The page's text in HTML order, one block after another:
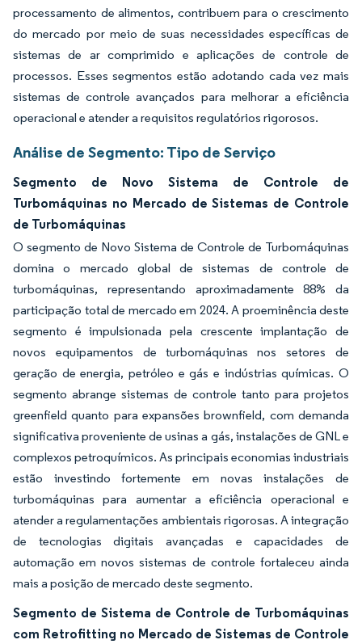
processamento de alimentos, contribuem para o crescimento
do mercado por meio de suas necessidades específicas de
sistemas de ar comprimido e aplicações de controle de
processos. Esses segmentos estão adotando cada vez mais
sistemas de controle avançados para melhorar a eficiência
operacional e atender a requisitos regulatórios rigorosos.
Análise de Segmento: Tipo de Serviço
Segmento de Novo Sistema de Controle de
Turbomáquinas no Mercado de Sistemas de Controle
de Turbomáquinas
O segmento de Novo Sistema de Controle de Turbomáquinas
domina o mercado global de sistemas de controle de
turbomáquinas, representando aproximadamente 88% da
participação total de mercado em 2024. A proeminência deste
segmento é impulsionada pela crescente implantação de
novos equipamentos de turbomáquinas nos setores de
geração de energia, petróleo e gás e indústrias químicas. O
segmento abrange sistemas de controle tanto para projetos
greenfield quanto para expansões brownfield, com demanda
significativa proveniente de usinas a gás, instalações de GNL e
complexos petroquímicos. As principais economias industriais
estão investindo fortemente em novas instalações de
turbomáquinas para aumentar a eficiência operacional e
atender a regulamentações ambientais rigorosas. A integração
de tecnologias digitais avançadas e capacidades de
automação em novos sistemas de controle fortaleceu ainda
mais a posição de mercado deste segmento.
Segmento de Sistema de Controle de Turbomáquinas
com Retrofitting no Mercado de Sistemas de Controle